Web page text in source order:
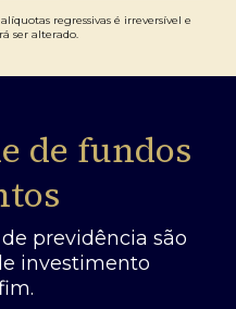
regressivas é irreversível e
ser alterado.
de fundos
previdência são
investimento